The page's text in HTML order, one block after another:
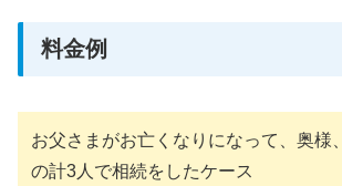
料金例
お父さまがお亡くなりになって、奥様
の計3人で相続をしたケース